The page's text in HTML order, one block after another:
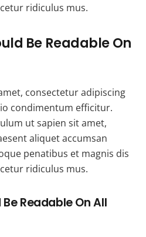
ridiculus mus.
Be Readable On
consectetur adipiscing
condimentum efficitur.
ut sapien sit amet,
aliquet accumsan
penatibus et magnis dis
ridiculus mus.
Readable On All